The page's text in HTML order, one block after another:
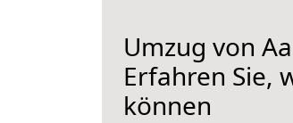
Umzug von
Erfahren Sie,
können